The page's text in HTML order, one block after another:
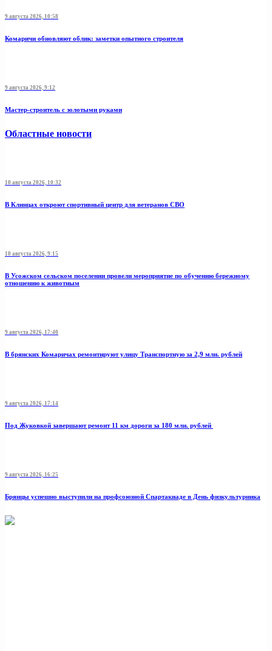
9 августа 2026, 10:58
Комаричи обновляют облик: заметки опытного строителя
9 августа 2026, 9:12
Мастер-строитель с золотыми руками
Областные новости
10 августа 2026, 10:32
В Клинцах откроют спортивный центр для ветеранов СВО
10 августа 2026, 9:15
В Усожском сельском поселении провели мероприятие по обучению бережному
отношению к животным
9 августа 2026, 17:40
В брянских Комаричах ремонтируют улицу Транспортную за 2,9 млн. рублей
9 августа 2026, 17:14
Под Жуковкой завершают ремонт 11 км дороги за 180 млн. рублей
9 августа 2026, 16:25
Брянцы успешно выступили на профсоюзной Спартакиаде в День физкультурника